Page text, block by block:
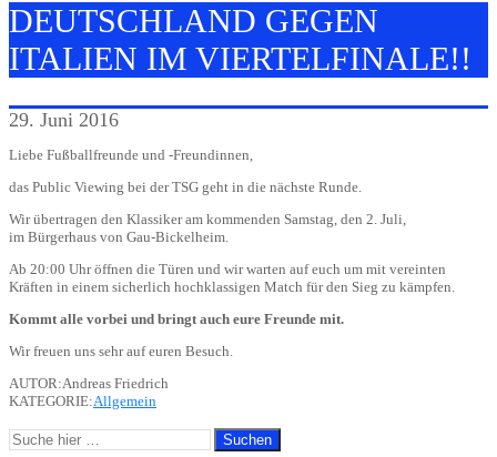
DEUTSCHLAND GEGEN
ITALIEN IM VIERTELFINALE!!
29. Juni 2016
Liebe Fußballfreunde und -Freundinnen,
das Public Viewing bei der TSG geht in die nächste Runde.
Wir übertragen den Klassiker am kommenden Samstag, den 2. Juli,
im Bürgerhaus von Gau-Bickelheim.
Ab 20:00 Uhr öffnen die Türen und wir warten auf euch um mit vereinten
Kräften in einem sicherlich hochklassigen Match für den Sieg zu kämpfen.
Kommt alle vorbei und bringt auch eure Freunde mit.
Wir freuen uns sehr auf euren Besuch.
AUTOR:Andreas Friedrich
KATEGORIE:Allgemein